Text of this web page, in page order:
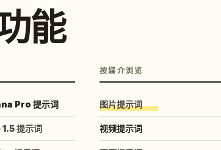
能
Pro 提示词
提示词
按媒介浏览
图片提示词
视频提示词